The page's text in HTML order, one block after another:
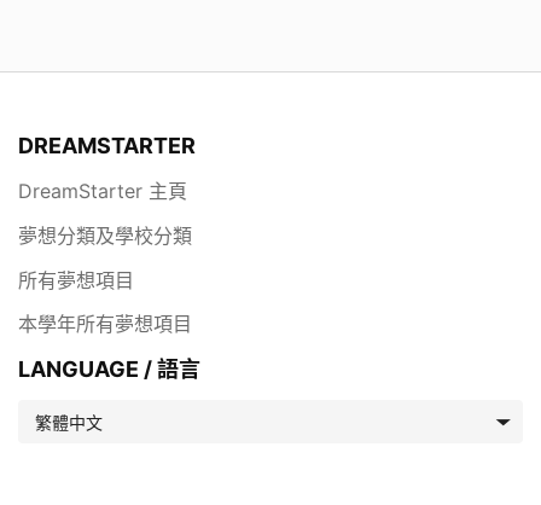
DREAMSTARTER
DreamStarter 主頁
夢想分類及學校分類
所有夢想項目
本學年所有夢想項目
LANGUAGE / 語言